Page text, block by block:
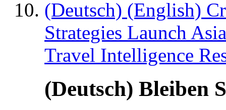
(Deutsch) (English)
Strategies Launch
Travel Intelligence
(Deutsch) Bleiben